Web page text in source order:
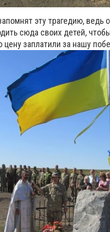
эту трагедию, ведь
сюда своих детей,
заплатили за нашу